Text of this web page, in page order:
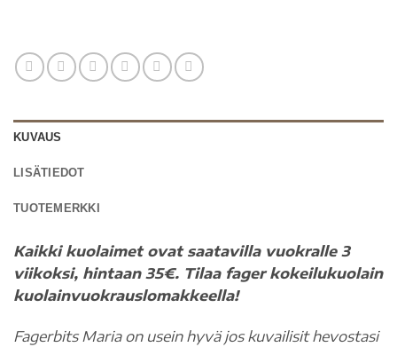
KUVAUS
LISÄTIEDOT
TUOTEMERKKI
Kaikki kuolaimet ovat saatavilla vuokralle 3
viikoksi, hintaan 35€. Tilaa fager kokeilukuolain
kuolainvuokrauslomakkeella!
Fagerbits Maria on usein hyvä jos kuvailisit hevostasi